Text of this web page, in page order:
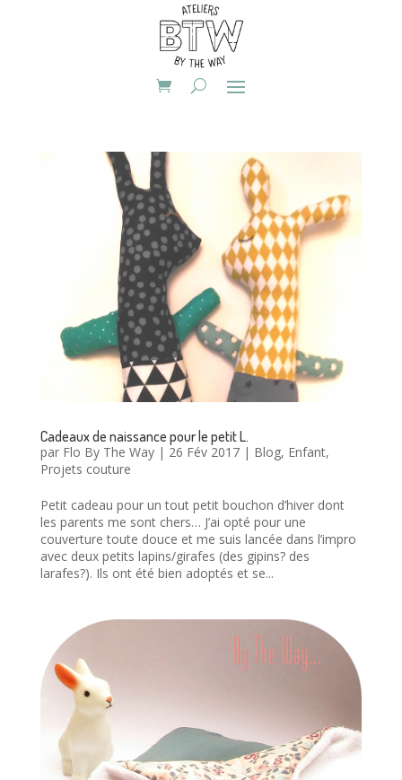
Cadeaux de naissance pour le petit L.
par Flo By The Way| 26 Fév 2017| Blog, Enfant,
Projets couture
Petit cadeau pour un tout petit bouchon d’hiver dont
les parents me sont chers… J’ai opté pour une
couverture toute douce et me suis lancée dans l’impro
avec deux petits lapins/girafes (des gipins? des
larafes?). Ils ont été bien adoptés et se...